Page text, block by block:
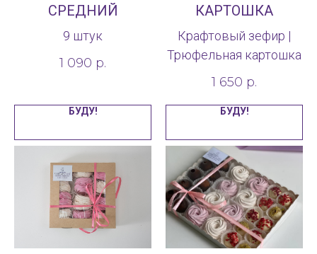
СРЕДНИЙ
9 штук
1 090 р.
БУДУ!
КАРТОШКА
Крафтовый зефир |
Трюфельная картошка
1 650 р.
БУДУ!